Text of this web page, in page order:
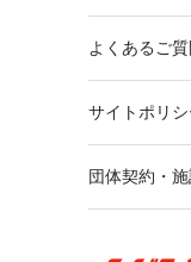
よくあるご質
サイトポリシ
団体契約・施